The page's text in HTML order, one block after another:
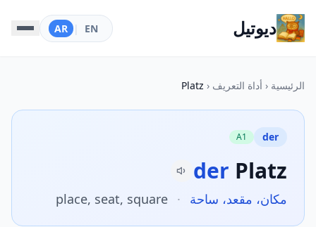
ديوتيل EN
|
AR
الرئيسية ‹ أداة التعريف ‹
Platz
der
A1
der Platz
مكان، مقعد، ساحة ·
place, seat, square